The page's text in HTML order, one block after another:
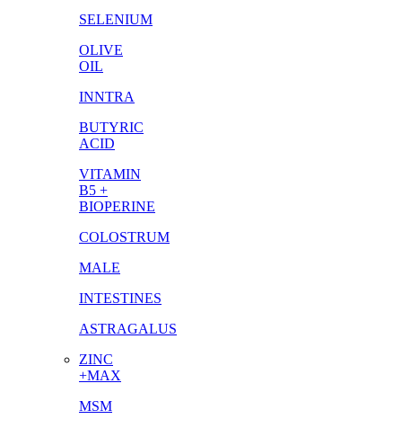
SELENIUM
OLIVE
OIL
INNTRA
BUTYRIC
ACID
VITAMIN
B5 +
BIOPERINE
COLOSTRUM
MALE
INTESTINES
ASTRAGALUS
ZINC
+MAX
MSM